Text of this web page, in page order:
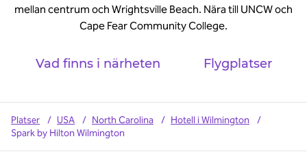
mellan centrum och Wrightsville Beach. Nära till UNCW och
Cape Fear Community College.
Vad finns i närheten Flygplatser
Platser / USA / North Carolina / Hotell i Wilmington
/
Spark by Hilton Wilmington